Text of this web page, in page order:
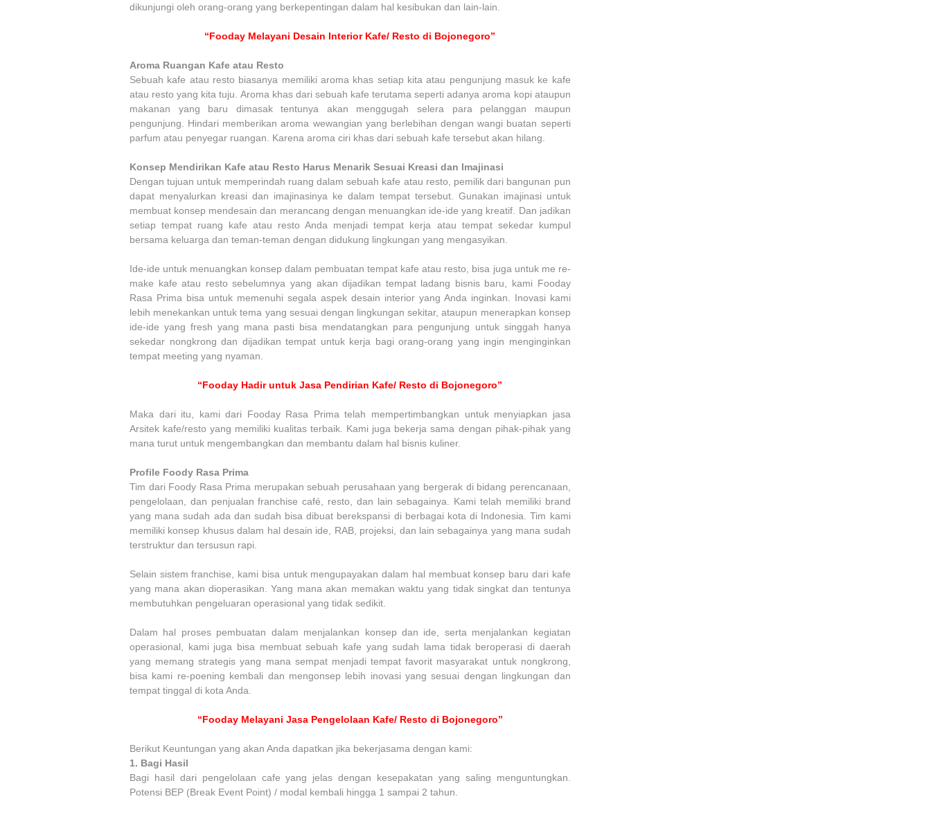
dikunjungi oleh orang-orang yang berkepentingan dalam hal kesibukan dan lain-lain.
“Fooday Melayani Desain Interior Kafe/ Resto di Bojonegoro”
Aroma Ruangan Kafe atau Resto
Sebuah kafe atau resto biasanya memiliki aroma khas setiap kita atau pengunjung masuk ke kafe
atau resto yang kita tuju. Aroma khas dari sebuah kafe terutama seperti adanya aroma kopi ataupun
makanan yang baru dimasak tentunya akan menggugah selera para pelanggan maupun
pengunjung. Hindari memberikan aroma wewangian yang berlebihan dengan wangi buatan seperti
parfum atau penyegar ruangan. Karena aroma ciri khas dari sebuah kafe tersebut akan hilang.
Konsep Mendirikan Kafe atau Resto Harus Menarik Sesuai Kreasi dan Imajinasi
Dengan tujuan untuk memperindah ruang dalam sebuah kafe atau resto, pemilik dari bangunan pun
dapat menyalurkan kreasi dan imajinasinya ke dalam tempat tersebut. Gunakan imajinasi untuk
membuat konsep mendesain dan merancang dengan menuangkan ide-ide yang kreatif. Dan jadikan
setiap tempat ruang kafe atau resto Anda menjadi tempat kerja atau tempat sekedar kumpul
bersama keluarga dan teman-teman dengan didukung lingkungan yang mengasyikan.
Ide-ide untuk menuangkan konsep dalam pembuatan tempat kafe atau resto, bisa juga untuk me re-
make kafe atau resto sebelumnya yang akan dijadikan tempat ladang bisnis baru, kami Fooday
Rasa Prima bisa untuk memenuhi segala aspek desain interior yang Anda inginkan. Inovasi kami
lebih menekankan untuk tema yang sesuai dengan lingkungan sekitar, ataupun menerapkan konsep
ide-ide yang fresh yang mana pasti bisa mendatangkan para pengunjung untuk singgah hanya
sekedar nongkrong dan dijadikan tempat untuk kerja bagi orang-orang yang ingin menginginkan
tempat meeting yang nyaman.
“Fooday Hadir untuk Jasa Pendirian Kafe/ Resto di Bojonegoro”
Maka dari itu, kami dari Fooday Rasa Prima telah mempertimbangkan untuk menyiapkan jasa
Arsitek kafe/resto yang memiliki kualitas terbaik. Kami juga bekerja sama dengan pihak-pihak yang
mana turut untuk mengembangkan dan membantu dalam hal bisnis kuliner.
Profile Foody Rasa Prima
Tim dari Foody Rasa Prima merupakan sebuah perusahaan yang bergerak di bidang perencanaan,
pengelolaan, dan penjualan franchise café, resto, dan lain sebagainya. Kami telah memiliki brand
yang mana sudah ada dan sudah bisa dibuat berekspansi di berbagai kota di Indonesia. Tim kami
memiliki konsep khusus dalam hal desain ide, RAB, projeksi, dan lain sebagainya yang mana sudah
terstruktur dan tersusun rapi.
Selain sistem franchise, kami bisa untuk mengupayakan dalam hal membuat konsep baru dari kafe
yang mana akan dioperasikan. Yang mana akan memakan waktu yang tidak singkat dan tentunya
membutuhkan pengeluaran operasional yang tidak sedikit.
Dalam hal proses pembuatan dalam menjalankan konsep dan ide, serta menjalankan kegiatan
operasional, kami juga bisa membuat sebuah kafe yang sudah lama tidak beroperasi di daerah
yang memang strategis yang mana sempat menjadi tempat favorit masyarakat untuk nongkrong,
bisa kami re-poening kembali dan mengonsep lebih inovasi yang sesuai dengan lingkungan dan
tempat tinggal di kota Anda.
“Fooday Melayani Jasa Pengelolaan Kafe/ Resto di Bojonegoro”
Berikut Keuntungan yang akan Anda dapatkan jika bekerjasama dengan kami:
1. Bagi Hasil
Bagi hasil dari pengelolaan cafe yang jelas dengan kesepakatan yang saling menguntungkan.
Potensi BEP (Break Event Point) / modal kembali hingga 1 sampai 2 tahun.